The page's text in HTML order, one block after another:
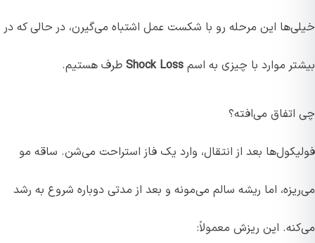
خیلی‌ها این مرحله رو با شکست عمل اشتباه می‌گیرن، در حالی که در
بیشتر موارد با چیزی به اسم Shock Loss طرف هستیم.
چی اتفاق می‌افته؟
فولیکول‌ها بعد از انتقال، وارد یک فاز استراحت می‌شن. ساقه مو
می‌ریزه، اما ریشه سالم می‌مونه و بعد از مدتی دوباره شروع به رشد
می‌کنه. این ریزش معمولاً: